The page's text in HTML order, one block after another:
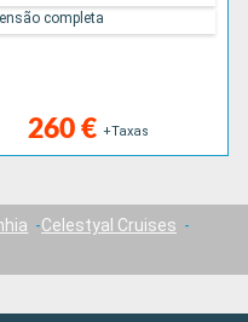
260 € +Taxas
completa
Celestyal Cruises